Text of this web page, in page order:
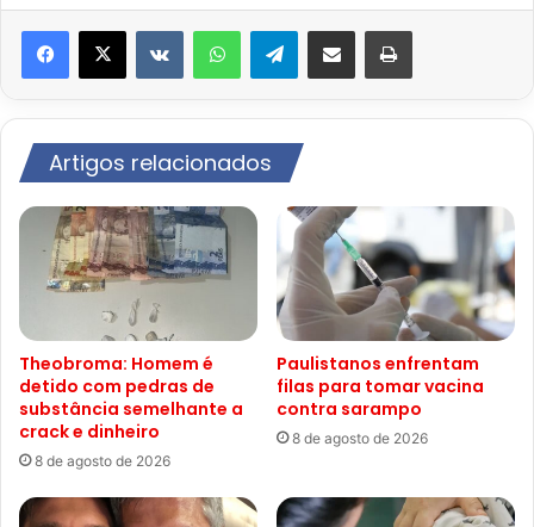
VK WhatsAppTelegramCompartilhar via e-mail Imprimir
Artigos relacionados
Theobroma: Homem é
detido com pedras de
substância semelhante a
crack e dinheiro
8 de agosto de 2026
Paulistanos enfrentam
filas para tomar vacina
contra sarampo
8 de agosto de 2026